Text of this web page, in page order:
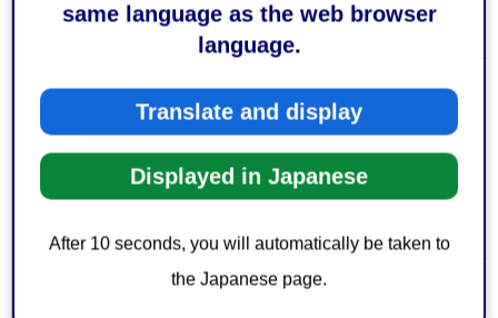
same language as the web browser
language.
Translate and display
Displayed in Japanese
After 10 seconds, you will automatically be taken to
the Japanese page.
平日午前8時30分から午後5時15分まで
お持
くも
なし
無料